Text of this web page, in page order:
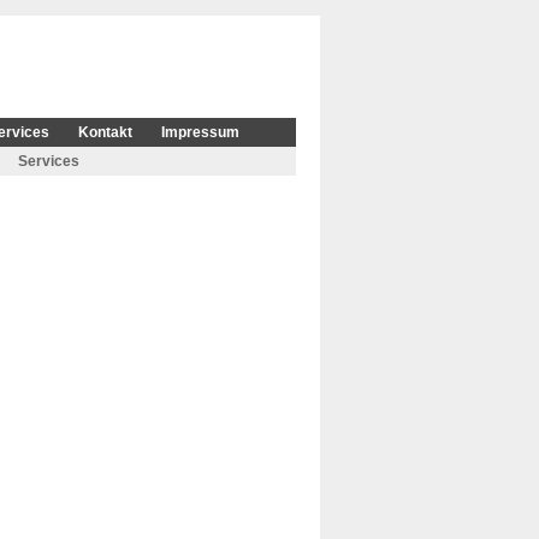
Kontakt
Impressum
Services